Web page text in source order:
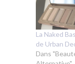
La Naked
de Urban
Dans